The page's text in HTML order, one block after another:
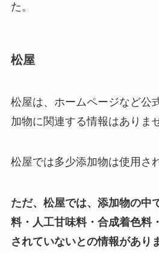
た。
松屋
松屋は、ホームページなど公
加物に関連する情報はありま
松屋では多少添加物は使用さ
ただ、松屋では、添加物の中
料・人工甘味料・合成着色料
されていないとの情報があり